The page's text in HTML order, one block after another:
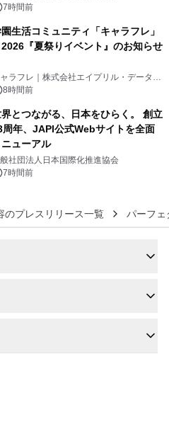
7時間前
生活コミュニティ「キャラフレ」
2026『夏祭りイベント』のお知らせ
ラフレ｜株式会社エイプリル・データ・
インズ
8時間前
とつながる、日本をひらく。 創立
周年、JAPI公式Webサイトを全面
ニューアル
社団法人日本国際化推進協会
7時間前
のプレスリリース一覧 パーフェ